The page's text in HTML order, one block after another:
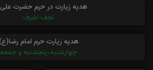
هدیه زیارت در حرم حضرت
نجف اشرف
هدیه زیارت حرم امام رضا(ع)
چهارشنبه،پنجشنبه و جمعه